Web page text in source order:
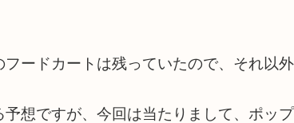
ードカートは残っていたので、それ以
想ですが、今回は当たりまして、ポッ